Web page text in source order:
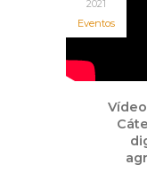
2021
Eventos